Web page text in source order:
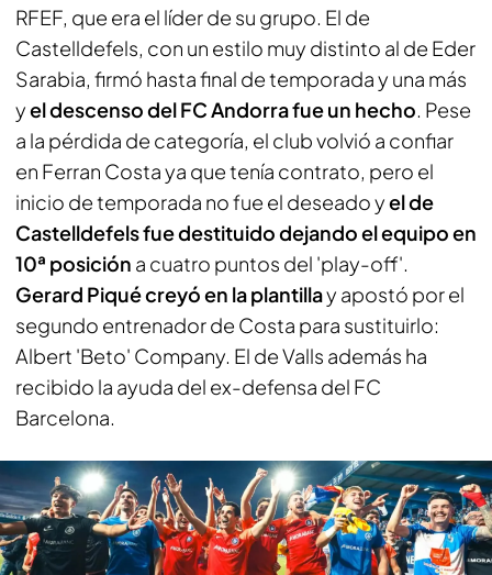
RFEF, que era el líder de su grupo. El de
Castelldefels, con un estilo muy distinto al de Eder
Sarabia, firmó hasta final de temporada y una más
yel descenso del FC Andorra fue un hecho . Pese
a la pérdida de categoría, el club volvió a confiar
en Ferran Costa ya que tenía contrato, pero el
inicio de temporada no fue el deseado yel de
Castelldefels fue destituido dejando el equipo en
10ª posición a cuatro puntos del 'play-off'.
Gerard Piqué creyó en la plantillay apostó por el
segundo entrenador de Costa para sustituirlo:
Albert 'Beto' Company. El de Valls además ha
recibido la ayuda del ex-defensa del FC
Barcelona.